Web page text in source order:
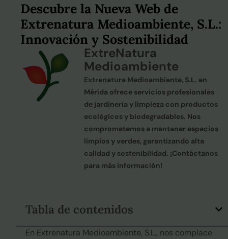
Descubre la Nueva Web de
Extrenatura Medioambiente, S.L.:
Innovación y Sostenibilidad
ExtreNatura
Medioambiente
Extrenatura Medioambiente, S.L. en
Mérida ofrece servicios profesionales
de jardinería y limpieza con productos
ecológicos y biodegradables. Nos
comprometemos a mantener espacios
limpios y verdes, garantizando alta
calidad y sostenibilidad. ¡Contáctanos
para más información!
Tabla de contenidos
En Extrenatura Medioambiente, S.L., nos complace